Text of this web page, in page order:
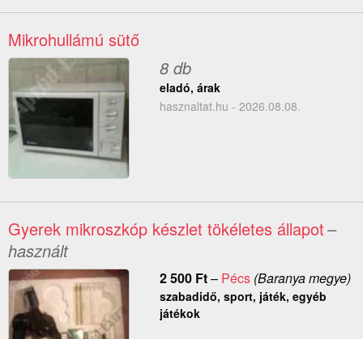
Mikrohullámú sütő
8 db
eladó, árak
hasznaltat.hu - 2026.08.08.
Gyerek mikroszkóp készlet tökéletes állapot–
használt
2 500 Ft– Pécs(Baranya megye)
szabadidő, sport, játék, egyéb
játékok